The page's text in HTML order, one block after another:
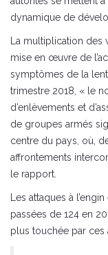
dynamique de
La multiplication des
mise en œuvre de
symptômes de la
trimestre 2018, « le
d’enlèvements et
de groupes armés
centre du pays, où,
affrontements
le rapport.
Les attaques à
passées de 124 en
plus touchée par ces